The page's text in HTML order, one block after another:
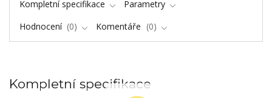
Kompletní specifikace
Parametry
Hodnocení
0 Komentáře 0
Kompletní specifikace